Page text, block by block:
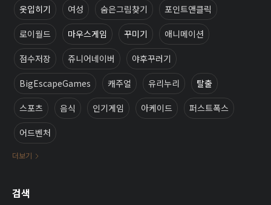
옷입히기 여성 숨은그림찾기 포인트앤클릭
로이월드 마우스게임 꾸미기 애니메이션
점수저장 쥬니어네이버 야후꾸러기
BigEscapeGames 캐주얼 유리누리 탈출
스포츠 음식 인기게임 아케이드 퍼스트폭스
어드벤처
더보기
검색